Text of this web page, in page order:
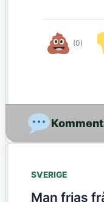
(0)
SVERIGE
Man frias